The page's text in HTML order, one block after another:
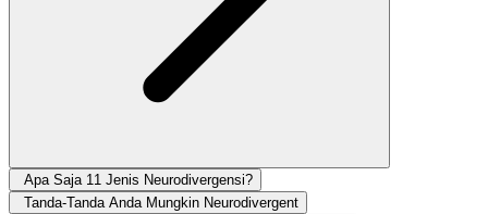
Apa Saja 11 Jenis Neurodivergensi?
Tanda-Tanda Anda Mungkin Neurodivergent